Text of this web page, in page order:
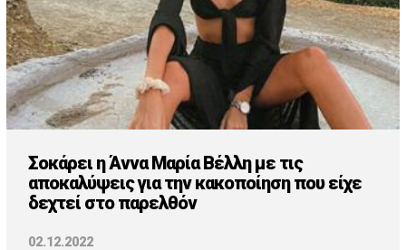
Σοκάρει η Άννα Μαρία Βέλλη με τις
αποκαλύψεις για την κακοποίηση που είχε
δεχτεί στο παρελθόν
02.12.2022